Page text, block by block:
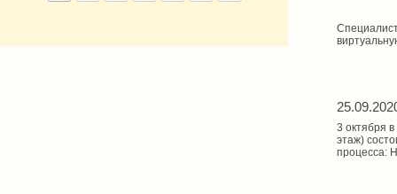
3 октября
этаж)
процесса: